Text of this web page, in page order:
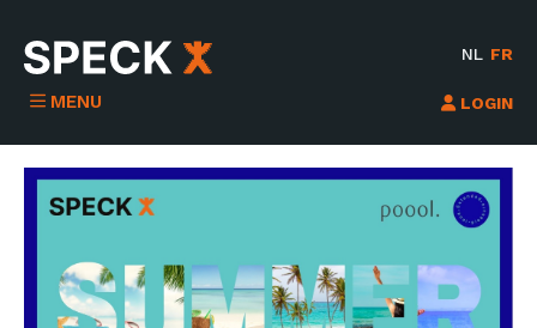
NL FR
LOGIN
MENU